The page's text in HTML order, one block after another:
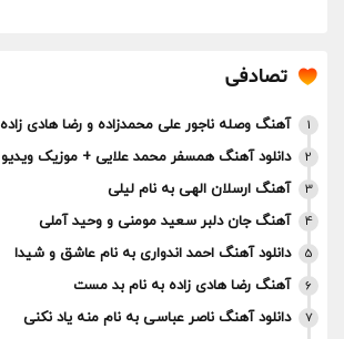
تصادفی
1 آهنگ وصله ناجور علی محمدزاده و رضا هادی زاده
2 دانلود آهنگ همسفر محمد علایی + موزیک ویدیو
3 آهنگ ارسلان الهی به نام لیلی
4 آهنگ جان دلبر سعید مومنی و وحید آملی
5 دانلود آهنگ احمد اندواری به نام عاشق و شیدا
6 آهنگ رضا هادی زاده به نام بد مست
7 دانلود آهنگ ناصر عباسی به نام منه یاد نکنی